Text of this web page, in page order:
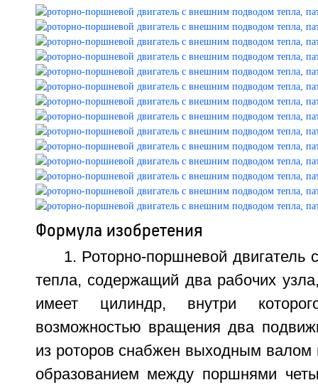
Формула изобретения
1. Роторно-поршневой
тепла, содержащий два рабочих
имеет цилиндр, внутри
возможностью вращения два
из роторов снабжен выходным
образованием между поршнями